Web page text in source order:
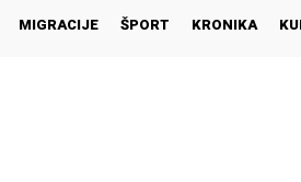
MIGRACIJE ŠPORT KRONIKA